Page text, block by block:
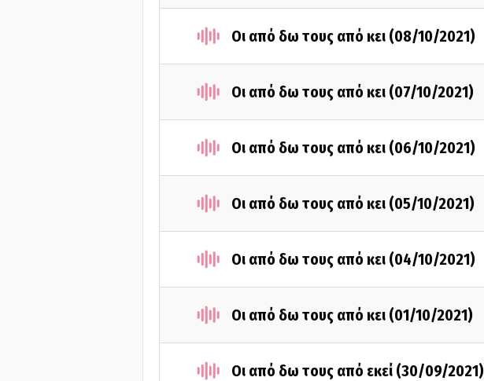
Οι από δω τους από κει (08/10/2021)
Οι από δω τους από κει (07/10/2021)
Οι από δω τους από κει (06/10/2021)
Οι από δω τους από κει (05/10/2021)
Οι από δω τους από κει (04/10/2021)
Οι από δω τους από κει (01/10/2021)
Οι από δω τους από εκεί (30/09/2021)